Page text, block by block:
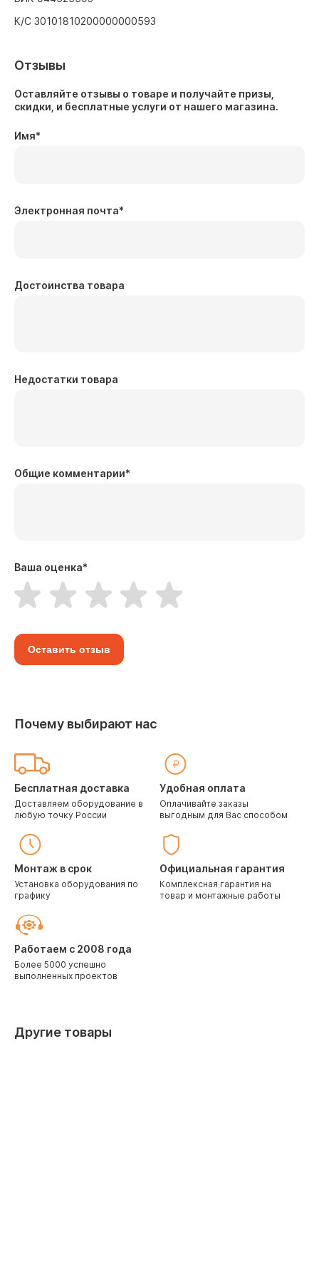
К/С 30101810200000000593
Отзывы
Оставляйте отзывы о товаре и получайте призы,
скидки, и бесплатные услуги от нашего магазина.
Имя*
Электронная почта*
Достоинства товара
Недостатки товара
Общие комментарии*
Ваша оценка*
Оставить отзыв
Почему выбирают нас
Бесплатная доставка
Доставляем оборудование в
любую точку России
Удобная оплата
Оплачивайте заказы
выгодным для Вас способом
Монтаж в срок
Установка оборудования по
графику
Официальная гарантия
Комплексная гарантия на
товар и монтажные работы
Работаем с 2008 года
Более 5000 успешно
выполненных проектов
Другие товары